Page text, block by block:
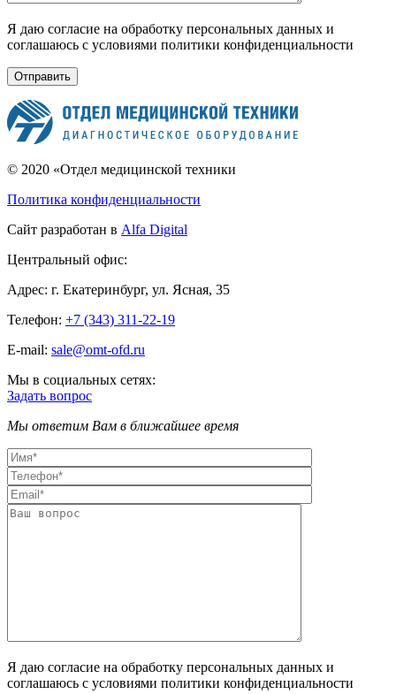
Я даю согласие на обработку персональных данных и
соглашаюсь с условиями политики конфиденциальности
© 2020 «Отдел медицинской техники
Политика конфиденциальности
Сайт разработан в Alfa Digital
Центральный офис:
Адрес: г. Екатеринбург, ул. Ясная, 35
Телефон: +7 (343) 311-22-19
E-mail: sale@omt-ofd.ru
Мы в социальных сетях:
Задать вопрос
Мы ответим Вам в ближайшее время
Я даю согласие на обработку персональных данных и
соглашаюсь с условиями политики конфиденциальности